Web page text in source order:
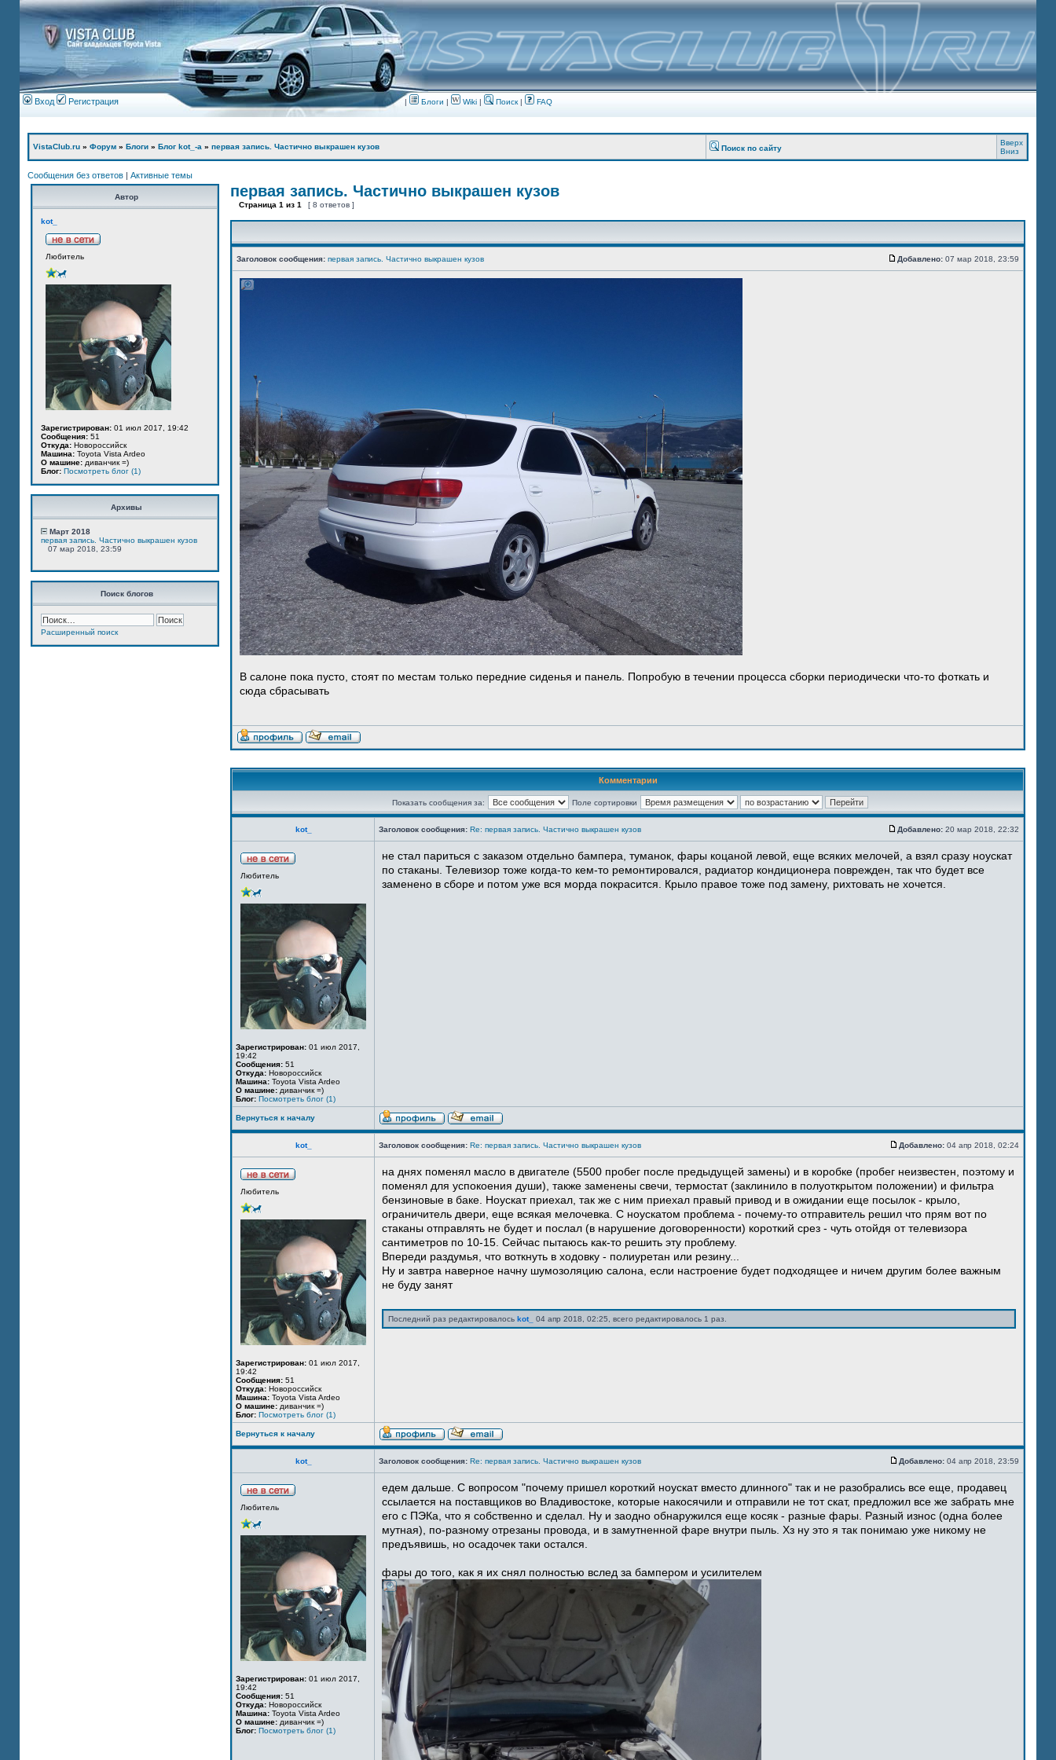
Вход Регистрация | Блоги | Wiki | Поиск| FAQ
VistaClub.ru » Форум » Блоги » Блог kot_-а » первая запись. Частично выкрашен кузов Поиск по сайту
Вверх
Вниз
Сообщения без ответов | Активные темы
Автор
kot_
Любитель
Зарегистрирован: 01 июл 2017, 19:42
Сообщения: 51
Откуда: Новороссийск
Машина: Toyota Vista Ardeo
О машине: диванчик =)
Блог: Посмотреть блог (1)
Архивы
Март 2018
первая запись. Частично выкрашен кузов
07 мар 2018, 23:59
Поиск блогов
Расширенный поиск
первая запись. Частично выкрашен кузов
Страница 1 из 1 [ 8 ответов ]
Заголовок сообщения: первая запись. Частично выкрашен кузов Добавлено: 07 мар 2018, 23:59
В салоне пока пусто, стоят по местам только передние сиденья и панель. Попробую в течении процесса сборки периодически что-то фоткать и
сюда сбрасывать
Комментарии
Показать сообщения за: Поле сортировки
kot_ Заголовок сообщения: Re: первая запись. Частично выкрашен кузов Добавлено: 20 мар 2018, 22:32
Любитель
Зарегистрирован: 01 июл 2017,
19:42
Сообщения: 51
Откуда: Новороссийск
Машина: Toyota Vista Ardeo
О машине: диванчик =)
Блог: Посмотреть блог (1)
не стал париться с заказом отдельно бампера, туманок, фары коцаной левой, еще всяких мелочей, а взял сразу ноускат
по стаканы. Телевизор тоже когда-то кем-то ремонтировался, радиатор кондиционера поврежден, так что будет все
заменено в сборе и потом уже вся морда покрасится. Крыло правое тоже под замену, рихтовать не хочется.
Вернуться к началу
kot_ Заголовок сообщения: Re: первая запись. Частично выкрашен кузов Добавлено: 04 апр 2018, 02:24
Любитель
Зарегистрирован: 01 июл 2017,
19:42
Сообщения: 51
Откуда: Новороссийск
Машина: Toyota Vista Ardeo
О машине: диванчик =)
Блог: Посмотреть блог (1)
на днях поменял масло в двигателе (5500 пробег после предыдущей замены) и в коробке (пробег неизвестен, поэтому и
поменял для успокоения души), также заменены свечи, термостат (заклинило в полуоткрытом положении) и фильтра
бензиновые в баке. Ноускат приехал, так же с ним приехал правый привод и в ожидании еще посылок - крыло,
ограничитель двери, еще всякая мелочевка. С ноускатом проблема - почему-то отправитель решил что прям вот по
стаканы отправлять не будет и послал (в нарушение договоренности) короткий срез - чуть отойдя от телевизора
сантиметров по 10-15. Сейчас пытаюсь как-то решить эту проблему.
Впереди раздумья, что воткнуть в ходовку - полиуретан или резину...
Ну и завтра наверное начну шумозоляцию салона, если настроение будет подходящее и ничем другим более важным
не буду занят
Последний раз редактировалось kot_ 04 апр 2018, 02:25, всего редактировалось 1 раз.
Вернуться к началу
kot_ Заголовок сообщения: Re: первая запись. Частично выкрашен кузов Добавлено: 04 апр 2018, 23:59
Любитель
Зарегистрирован: 01 июл 2017,
19:42
Сообщения: 51
Откуда: Новороссийск
Машина: Toyota Vista Ardeo
О машине: диванчик =)
Блог: Посмотреть блог (1)
едем дальше. С вопросом "почему пришел короткий ноускат вместо длинного" так и не разобрались все еще, продавец
ссылается на поставщиков во Владивостоке, которые накосячили и отправили не тот скат, предложил все же забрать мне
его с ПЭКа, что я собственно и сделал. Ну и заодно обнаружился еще косяк - разные фары. Разный износ (одна более
мутная), по-разному отрезаны провода, и в замутненной фаре внутри пыль. Хз ну это я так понимаю уже никому не
предъявишь, но осадочек таки остался.
фары до того, как я их снял полностью вслед за бампером и усилителем